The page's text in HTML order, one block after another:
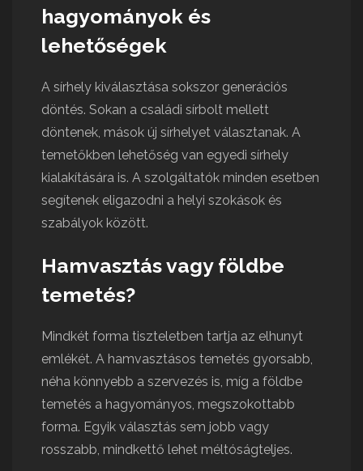
hagyományok és
lehetőségek
A sírhely kiválasztása sokszor generációs
döntés. Sokan a családi sírbolt mellett
döntenek, mások új sírhelyet választanak. A
temetőkben lehetőség van egyedi sírhely
kialakítására is. A szolgáltatók minden esetben
segítenek eligazodni a helyi szokások és
szabályok között.
Hamvasztás vagy földbe
temetés?
Mindkét forma tiszteletben tartja az elhunyt
emlékét. A hamvasztásos temetés gyorsabb,
néha könnyebb a szervezés is, míg a földbe
temetés a hagyományos, megszokottabb
forma. Egyik választás sem jobb vagy
rosszabb, mindkettő lehet méltóságteljes.